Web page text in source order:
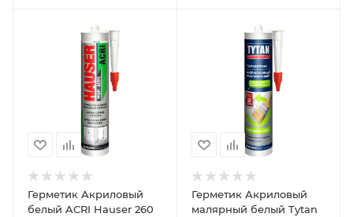
Герметик Акриловый
белый ACRI Hauser 260
Герметик Акриловый
малярный белый Tytan